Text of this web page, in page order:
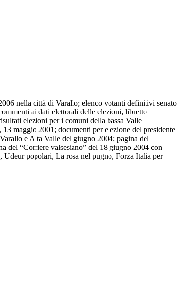
nella città di Varallo; elenco votanti definitivi senato
ai dati elettorali delle elezioni; libretto
elezioni per i comuni della bassa Valle
maggio 2001; documenti per elezione del presidente
e Alta Valle del giugno 2004; pagina del
del “Corriere valsesiano” del 18 giugno 2004 con
popolari, La rosa nel pugno, Forza Italia per